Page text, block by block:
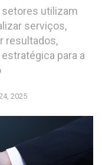
utilizam
serviços,
resultados,
para a
2025